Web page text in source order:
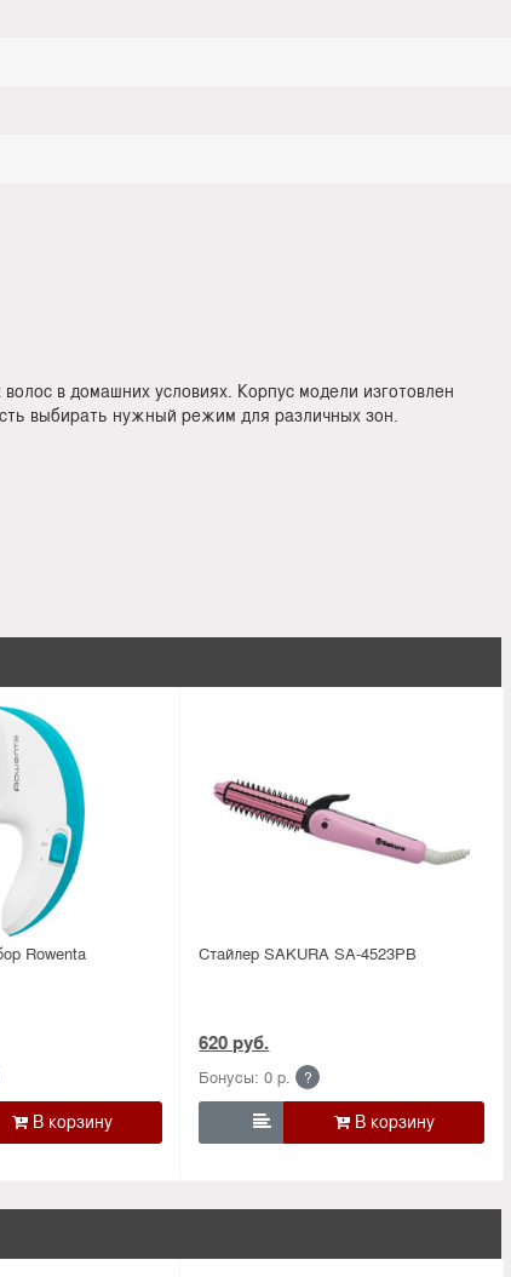
в домашних условиях. Корпус модели изготовлен
выбирать нужный режим для различных зон.
Rowenta
Стайлер SAKURA SA-4523PB
620 руб.
Бонусы: 0 р. ?
